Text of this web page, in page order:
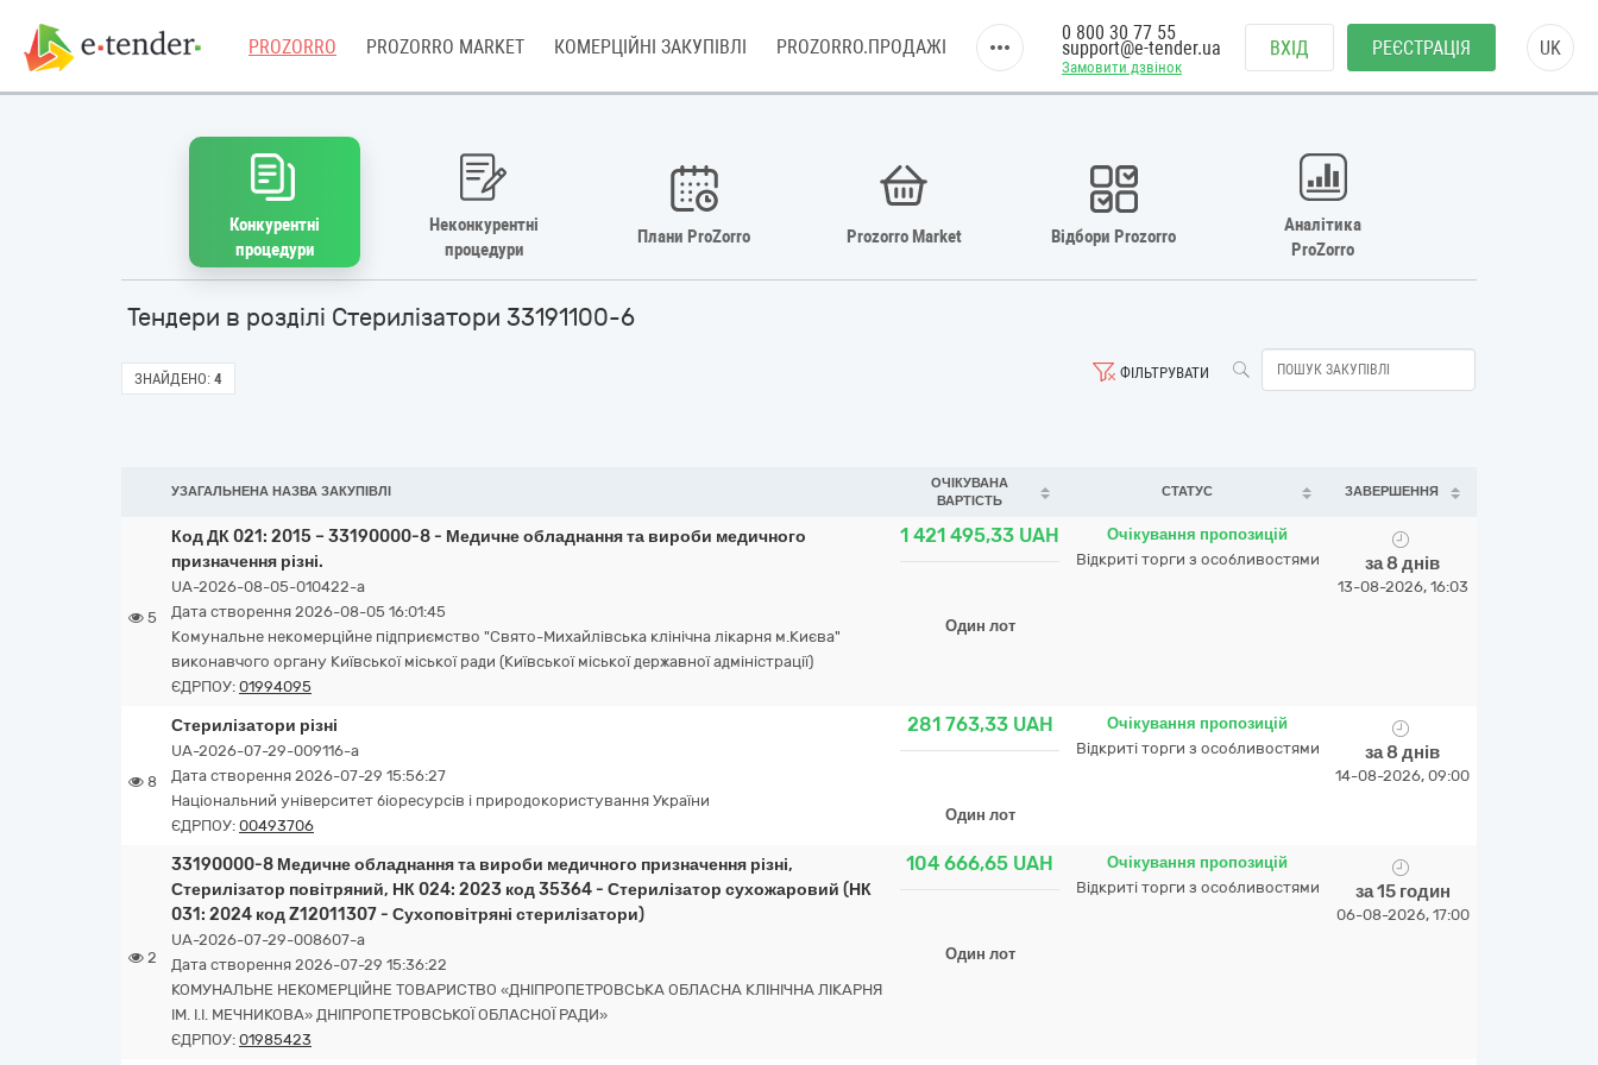
PROZORRO PROZORRO MARKET КОМЕРЦІЙНІ ЗАКУПІВЛІ PROZORRO.ПРОДАЖІ
Замовити дзвінок
0 800 30 77 55
support@e-tender.ua ВХІД РЕЄСТРАЦІЯ UK
Конкурентні
процедури
Неконкурентні
процедури
Плани ProZorro Prozorro Market Відбори Prozorro
Аналітика
ProZorro
Тендери в розділі Стерилізатори 33191100-6
ФІЛЬТРУВАТИ
ЗНАЙДЕНО: 4
УЗАГАЛЬНЕНА НАЗВА ЗАКУПІВЛІ
ОЧІКУВАНА
ВАРТІСТЬ
СТАТУС ЗАВЕРШЕННЯ
5
Код ДК 021: 2015 – 33190000-8 - Медичне обладнання та вироби медичного
призначення різні.
UA-2026-08-05-010422-a
Дата створення 2026-08-05 16:01:45
Комунальне некомерційне підприємство "Свято-Михайлівська клінічна лікарня м.Києва"
виконавчого органу Київської міської ради (Київської міської державної адміністрації)
ЄДРПОУ: 01994095
1 421 495,33 UAH
Один лот
Очікування пропозицій
Відкриті торги з особливостями
за 8 днів
13-08-2026, 16:03
8
Стерилізатори різні
UA-2026-07-29-009116-a
Дата створення 2026-07-29 15:56:27
Національний університет біоресурсів і природокористування України
ЄДРПОУ: 00493706
281 763,33 UAH
Один лот
Очікування пропозицій
Відкриті торги з особливостями
за 8 днів
14-08-2026, 09:00
2
33190000-8 Медичне обладнання та вироби медичного призначення різні,
Стерилізатор повітряний, НК 024: 2023 код 35364 - Стерилізатор сухожаровий (НК
031: 2024 код Z12011307 - Сухоповітряні стерилізатори)
UA-2026-07-29-008607-a
Дата створення 2026-07-29 15:36:22
КОМУНАЛЬНЕ НЕКОМЕРЦІЙНЕ ТОВАРИСТВО «ДНІПРОПЕТРОВСЬКА ОБЛАСНА КЛІНІЧНА ЛІКАРНЯ
ІМ. І.І. МЕЧНИКОВА» ДНІПРОПЕТРОВСЬКОЇ ОБЛАСНОЇ РАДИ»
ЄДРПОУ: 01985423
104 666,65 UAH
Один лот
Очікування пропозицій
Відкриті торги з особливостями
за 15 годин
06-08-2026, 17:00